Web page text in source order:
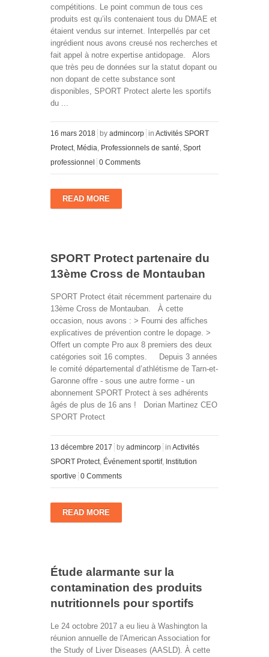
compétitions. Le point commun de tous ces
produits est qu’ils contenaient tous du DMAE et
étaient vendus sur internet. Interpellés par cet
ingrédient nous avons creusé nos recherches et
fait appel à notre expertise antidopage. Alors
que très peu de données sur la statut dopant ou
non dopant de cette substance sont
disponibles, SPORT Protect alerte les sportifs
du ...
16 mars 2018 by admincorp in Activités SPORT
Protect, Média, Professionnels de santé, Sport
professionnel
0 Comments
READ MORE
SPORT Protect partenaire du
13ème Cross de Montauban
SPORT Protect était récemment partenaire du
13ème Cross de Montauban. À cette
occasion, nous avons : > Fourni des affiches
explicatives de prévention contre le dopage. >
Offert un compte Pro aux 8 premiers des deux
catégories soit 16 comptes. Depuis 3 années
le comité départemental d’athlétisme de Tarn-et-
Garonne offre - sous une autre forme - un
abonnement SPORT Protect à ses adhérents
âgés de plus de 16 ans ! Dorian Martinez CEO
SPORT Protect
13 décembre 2017 by admincorp in Activités
SPORT Protect, Événement sportif, Institution
sportive 0 Comments
READ MORE
Étude alarmante sur la
contamination des produits
nutritionnels pour sportifs
Le 24 octobre 2017 a eu lieu à Washington la
réunion annuelle de l'American Association for
the Study of Liver Diseases (AASLD). À cette